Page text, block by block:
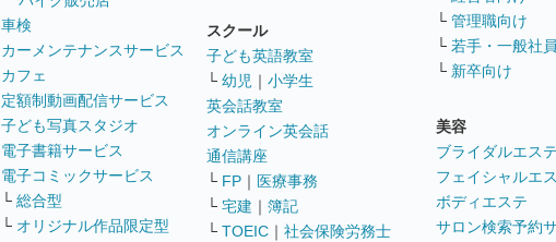
車検
カーメンテナンスサービス
カフェ
定額制動画配信サービス
子ども写真スタジオ
電子書籍サービス
電子コミックサービス
└ 総合型
└ オリジナル作品限定型
スクール
子ども英語教室
└ 幼児 ｜ 小学生
英会話教室
オンライン英会話
通信講座
└ FP ｜ 医療事務
└ 宅建 ｜ 簿記
└ TOEIC ｜ 社会保険労務士
└ 管理職向け
└ 若手・一般社
└ 新卒向け
美容
ブライダルエス
フェイシャルエ
ボディエステ
サロン検索予約